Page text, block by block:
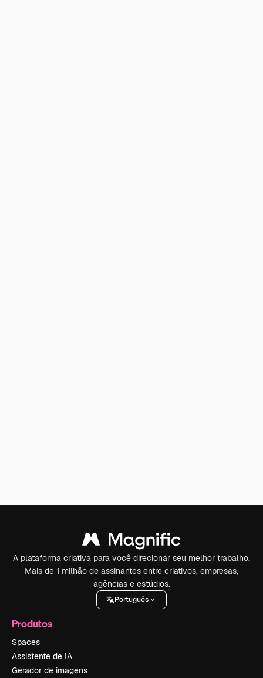
A plataforma criativa para você direcionar seu melhor trabalho.
Mais de 1 milhão de assinantes entre criativos, empresas,
agências e estúdios.
Português
Produtos
Spaces
Assistente de IA
Gerador de imagens